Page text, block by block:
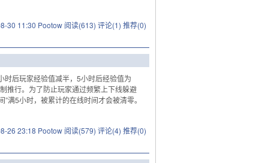
30 11:30 Pootow 阅读(613) 评论(1) 推荐(0)
后玩家经验值减半，5小时后经验值为
推行。为了防止玩家通过频繁上下线躲避
满5小时，被累计的在线时间才会被清零。
26 23:18 Pootow 阅读(579) 评论(4) 推荐(0)